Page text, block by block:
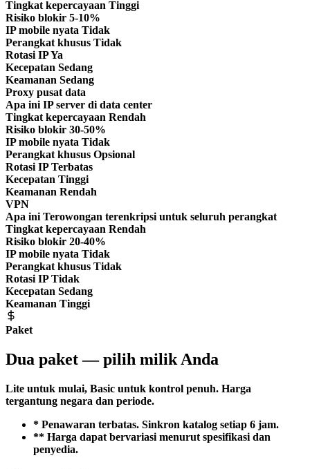
Tingkat kepercayaan Tinggi
Risiko blokir 5-10%
IP mobile nyata Tidak
Perangkat khusus Tidak
Rotasi IPYa
Kecepatan Sedang
Keamanan Sedang
Proxy pusat data
Apa iniIP server di data center
Tingkat kepercayaan Rendah
Risiko blokir 30-50%
IP mobile nyata Tidak
Perangkat khusus Opsional
Rotasi IPTerbatas
Kecepatan Tinggi
Keamanan Rendah
VPN
Apa iniTerowongan terenkripsi untuk seluruh perangkat
Tingkat kepercayaan Rendah
Risiko blokir 20-40%
IP mobile nyata Tidak
Perangkat khusus Tidak
Rotasi IPTidak
Kecepatan Sedang
Keamanan Tinggi
Paket
Dua paket — pilih milik Anda
Lite untuk mulai, Basic untuk kontrol penuh. Harga
tergantung negara dan periode.
* Penawaran terbatas. Sinkron katalog setiap 6 jam.
** Harga dapat bervariasi menurut spesifikasi dan
penyedia.